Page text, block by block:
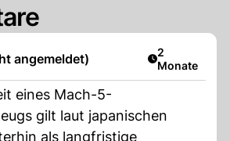
angemeldet) Artikel
2
Monate
eines Mach-5-
gilt laut japanischen
als langfristige